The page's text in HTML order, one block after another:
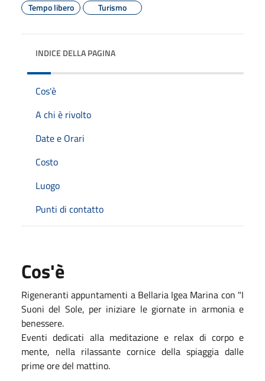
Tempo libero
Turismo
INDICE DELLA PAGINA
Cos'è
A chi è rivolto
Date e Orari
Costo
Luogo
Punti di contatto
Cos'è
Rigeneranti appuntamenti a Bellaria Igea Marina con "I
Suoni del Sole, per iniziare le giornate in armonia e
benessere.
Eventi dedicati alla meditazione e relax di corpo e
mente, nella rilassante cornice della spiaggia dalle
prime ore del mattino.